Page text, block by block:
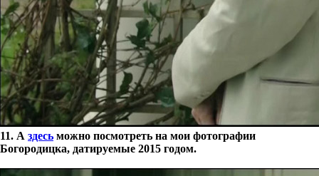
11. А здесь можно посмотреть на мои фотографии
Богородицка, датируемые 2015 годом.